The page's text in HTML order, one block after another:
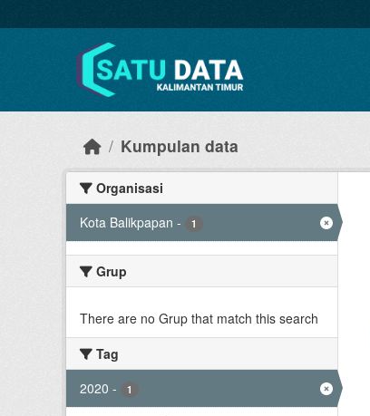
Kumpulan data
Organisasi
Kota Balikpapan - 1
Grup
There are no Grup that match this search
Tag
2020 - 1